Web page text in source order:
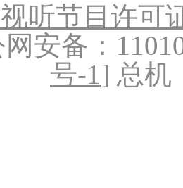
听节目许可
安备：
号-1] 总机